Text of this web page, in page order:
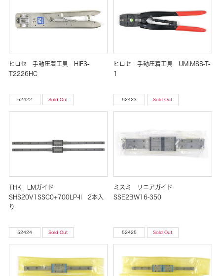
ヒロセ 手動圧着工具 HIF3-
T2226HC
ヒロセ 手動圧着工具 UM.MSS-T-
1
52422 Sold Out
THK LMガイド
SHS20V1SSC0+700LP-II 2本入
り
52423 Sold Out
ミスミ リニアガイド
SSE2BW16-350
52424 Sold Out 52425 Sold Out